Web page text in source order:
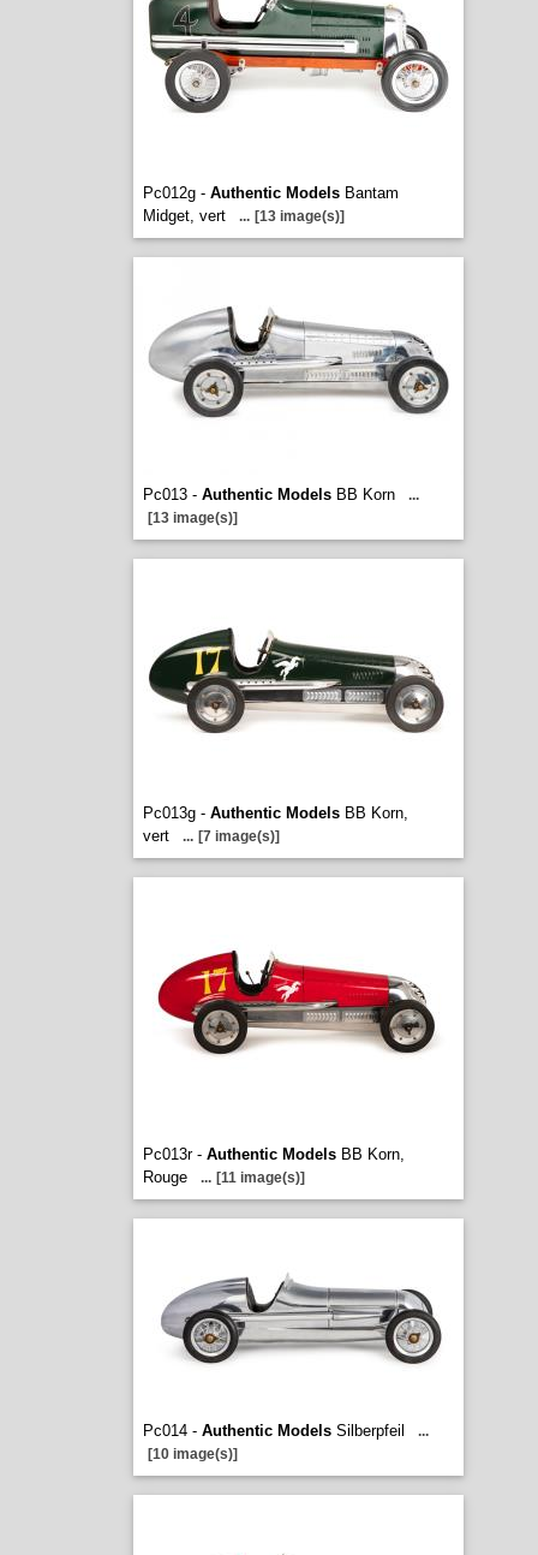
Pc012g - Authentic ModelsBantam
Midget, vert
... [13 image(s)]
Pc013 - Authentic ModelsBB Korn
...
[13 image(s)]
Pc013g - Authentic ModelsBB Korn,
vert
... [7 image(s)]
Pc013r - Authentic ModelsBB Korn,
Rouge
... [11 image(s)]
Pc014 - Authentic ModelsSilberpfeil
...
[10 image(s)]